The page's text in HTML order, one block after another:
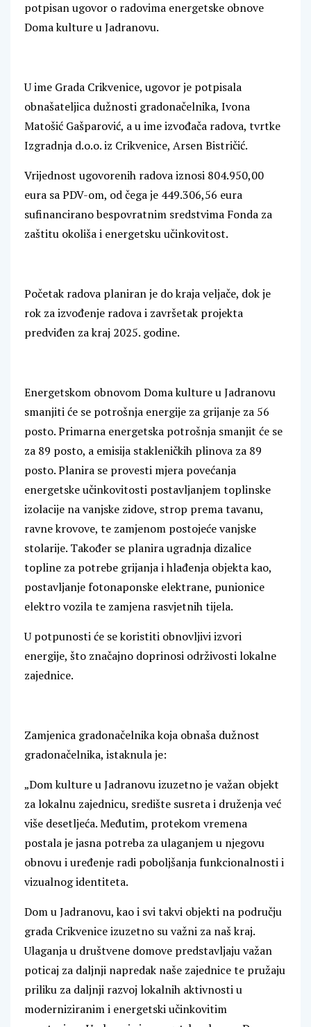
potpisan ugovor o radovima energetske obnove
Doma kulture u Jadranovu.
U ime Grada Crikvenice, ugovor je potpisala
obnašateljica dužnosti gradonačelnika, Ivona
Matošić Gašparović, a u ime izvođača radova, tvrtke
Izgradnja d.o.o. iz Crikvenice, Arsen Bistričić.
Vrijednost ugovorenih radova iznosi 804.950,00
eura sa PDV-om, od čega je 449.306,56 eura
sufinancirano bespovratnim sredstvima Fonda za
zaštitu okoliša i energetsku učinkovitost.
Početak radova planiran je do kraja veljače, dok je
rok za izvođenje radova i završetak projekta
predviđen za kraj 2025. godine.
Energetskom obnovom Doma kulture u Jadranovu
smanjiti će se potrošnja energije za grijanje za 56
posto. Primarna energetska potrošnja smanjit će se
za 89 posto, a emisija stakleničkih plinova za 89
posto. Planira se provesti mjera povećanja
energetske učinkovitosti postavljanjem toplinske
izolacije na vanjske zidove, strop prema tavanu,
ravne krovove, te zamjenom postojeće vanjske
stolarije. Također se planira ugradnja dizalice
topline za potrebe grijanja i hlađenja objekta kao,
postavljanje fotonaponske elektrane, punionice
elektro vozila te zamjena rasvjetnih tijela.
U potpunosti će se koristiti obnovljivi izvori
energije, što značajno doprinosi održivosti lokalne
zajednice.
Zamjenica gradonačelnika koja obnaša dužnost
gradonačelnika, istaknula je:
„Dom kulture u Jadranovu izuzetno je važan objekt
za lokalnu zajednicu, središte susreta i druženja već
više desetljeća. Međutim, protekom vremena
postala je jasna potreba za ulaganjem u njegovu
obnovu i uređenje radi poboljšanja funkcionalnosti i
vizualnog identiteta.
Dom u Jadranovu, kao i svi takvi objekti na području
grada Crikvenice izuzetno su važni za naš kraj.
Ulaganja u društvene domove predstavljaju važan
poticaj za daljnji napredak naše zajednice te pružaju
priliku za daljnji razvoj lokalnih aktivnosti u
moderniziranim i energetski učinkovitim